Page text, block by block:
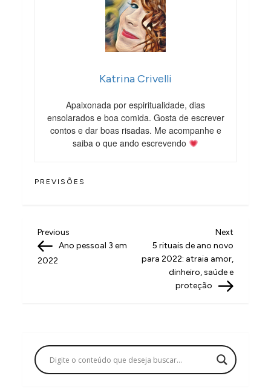
Katrina Crivelli
Apaixonada por espiritualidade, dias
ensolarados e boa comida. Gosta de escrever
contos e dar boas risadas. Me acompanhe e
saiba o que ando escrevendo
PREVISÕES
N
a
ç
ã
Previous
Post
Previous
Ano pessoal 3 em
2022
Next
Post
Next
5 rituais de ano novo
para 2022: atraia amor,
dinheiro, saúde e
proteção